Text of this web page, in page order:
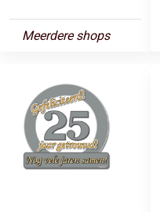
Meerdere shops